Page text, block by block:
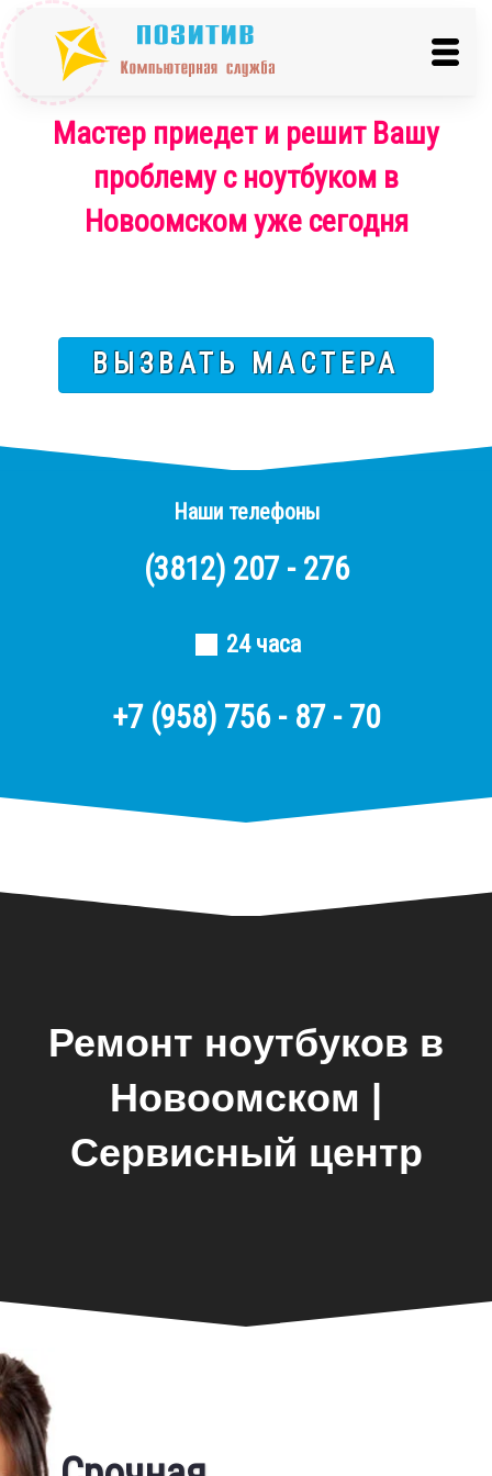
Мастер приедет и решит Вашу
проблему с ноутбуком в
Новоомском уже сегодня
ВЫЗВАТЬ МАСТЕРА
Наши телефоны
(3812) 207 - 276
24 часа
+7 (958) 756 - 87 - 70
Ремонт ноутбуков в
Новоомском |
Сервисный центр
Замена экрана